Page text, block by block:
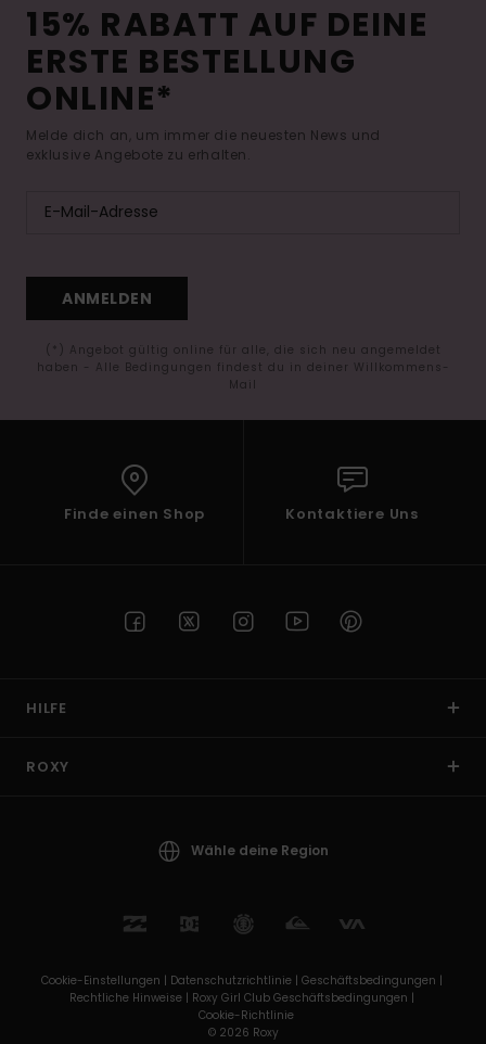
15% RABATT AUF DEINE
ERSTE BESTELLUNG
ONLINE*
Melde dich an, um immer die neuesten News und
exklusive Angebote zu erhalten.
ANMELDEN
(*) Angebot gültig online für alle, die sich neu angemeldet
haben - Alle Bedingungen findest du in deiner Willkommens-
Mail
Finde einen Shop Kontaktiere Uns
HILFE
ROXY
Wähle deine Region
Cookie-Einstellungen | Datenschutzrichtlinie | Geschäftsbedingungen |
Rechtliche Hinweise | Roxy Girl Club Geschäftsbedingungen |
Cookie-Richtlinie
© 2026 Roxy